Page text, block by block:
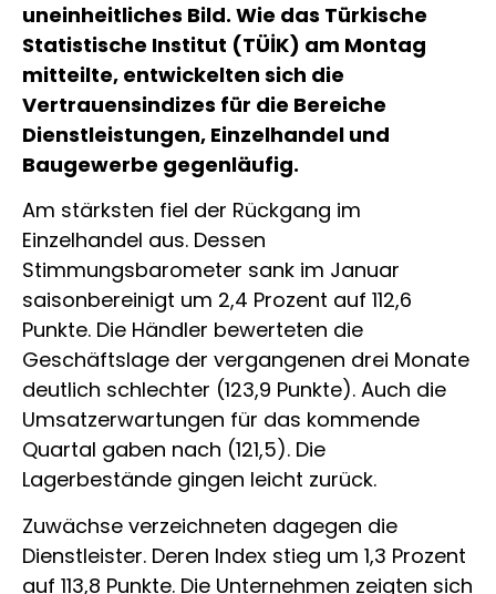
uneinheitliches Bild. Wie das Türkische
Statistische Institut (TÜİK) am Montag
mitteilte, entwickelten sich die
Vertrauensindizes für die Bereiche
Dienstleistungen, Einzelhandel und
Baugewerbe gegenläufig.
Am stärksten fiel der Rückgang im
Einzelhandel aus. Dessen
Stimmungsbarometer sank im Januar
saisonbereinigt um 2,4 Prozent auf 112,6
Punkte. Die Händler bewerteten die
Geschäftslage der vergangenen drei Monate
deutlich schlechter (123,9 Punkte). Auch die
Umsatzerwartungen für das kommende
Quartal gaben nach (121,5). Die
Lagerbestände gingen leicht zurück.
Zuwächse verzeichneten dagegen die
Dienstleister. Deren Index stieg um 1,3 Prozent
auf 113,8 Punkte. Die Unternehmen zeigten sich